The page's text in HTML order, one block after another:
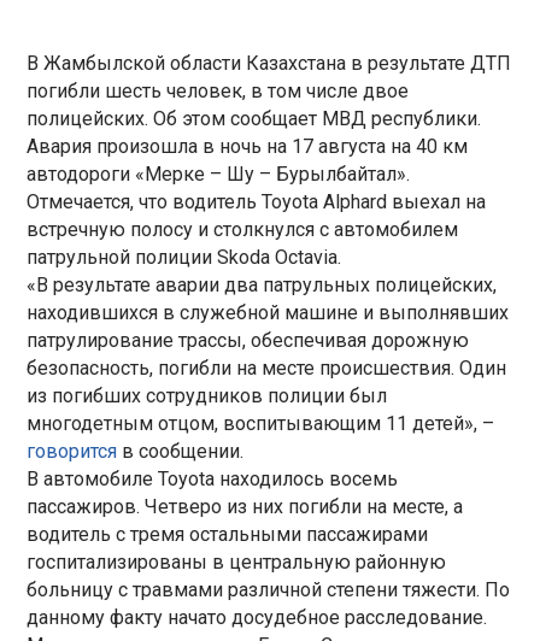
В Жамбылской области Казахстана в результате ДТП
погибли шесть человек, в том числе двое
полицейских. Об этом сообщает МВД республики.
Авария произошла в ночь на 17 августа на 40 км
автодороги «Мерке – Шу – Бурылбайтал».
Отмечается, что водитель Toyota Alphard выехал на
встречную полосу и столкнулся с автомобилем
патрульной полиции Skoda Octavia.
«В результате аварии два патрульных полицейских,
находившихся в служебной машине и выполнявших
патрулирование трассы, обеспечивая дорожную
безопасность, погибли на месте происшествия. Один
из погибших сотрудников полиции был
многодетным отцом, воспитывающим 11 детей», –
говорится в сообщении.
В автомобиле Toyota находилось восемь
пассажиров. Четверо из них погибли на месте, а
водитель с тремя остальными пассажирами
госпитализированы в центральную районную
больницу с травмами различной степени тяжести. По
данному факту начато досудебное расследование.